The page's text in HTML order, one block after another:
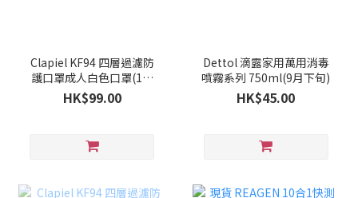
Clapiel KF94 四層過濾防
護口罩成人白色口罩(1盒
50個)(9月上旬)
HK$99.00
Dettol 滴露家用萬用消毒
噴霧系列 750ml(9月下旬)
HK$45.00